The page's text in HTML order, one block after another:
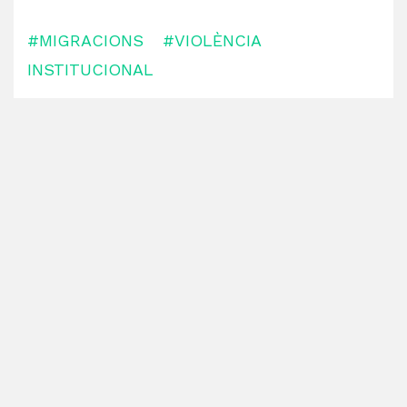
#MIGRACIONS
#VIOLÈNCIA
INSTITUCIONAL